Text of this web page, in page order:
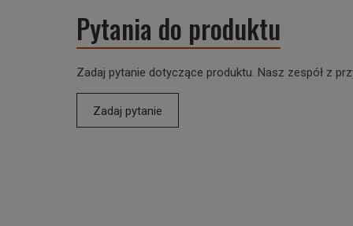
Pytania do produktu
Zadaj pytanie dotyczące produktu. Nasz zespół z
Zadaj pytanie